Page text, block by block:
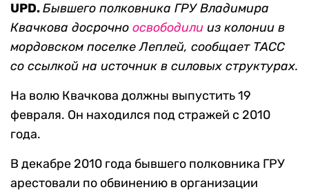
UPD.Бывшего полковника ГРУ Владимира
Квачкова досрочно освободили из колонии в
мордовском поселке Леплей, сообщает ТАСС
со ссылкой на источник в силовых структурах.
На волю Квачкова должны выпустить 19
февраля. Он находился под стражей с 2010
года.
В декабре 2010 года бывшего полковника ГРУ
арестовали по обвинению в организации